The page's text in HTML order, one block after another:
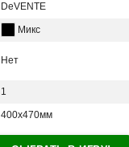
DeVENTE
Микс
Нет
1
400х470мм